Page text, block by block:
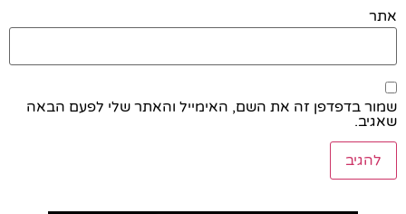
אתר
שמור בדפדפן זה את השם, האימייל והאתר שלי לפעם הבאה
שאגיב.